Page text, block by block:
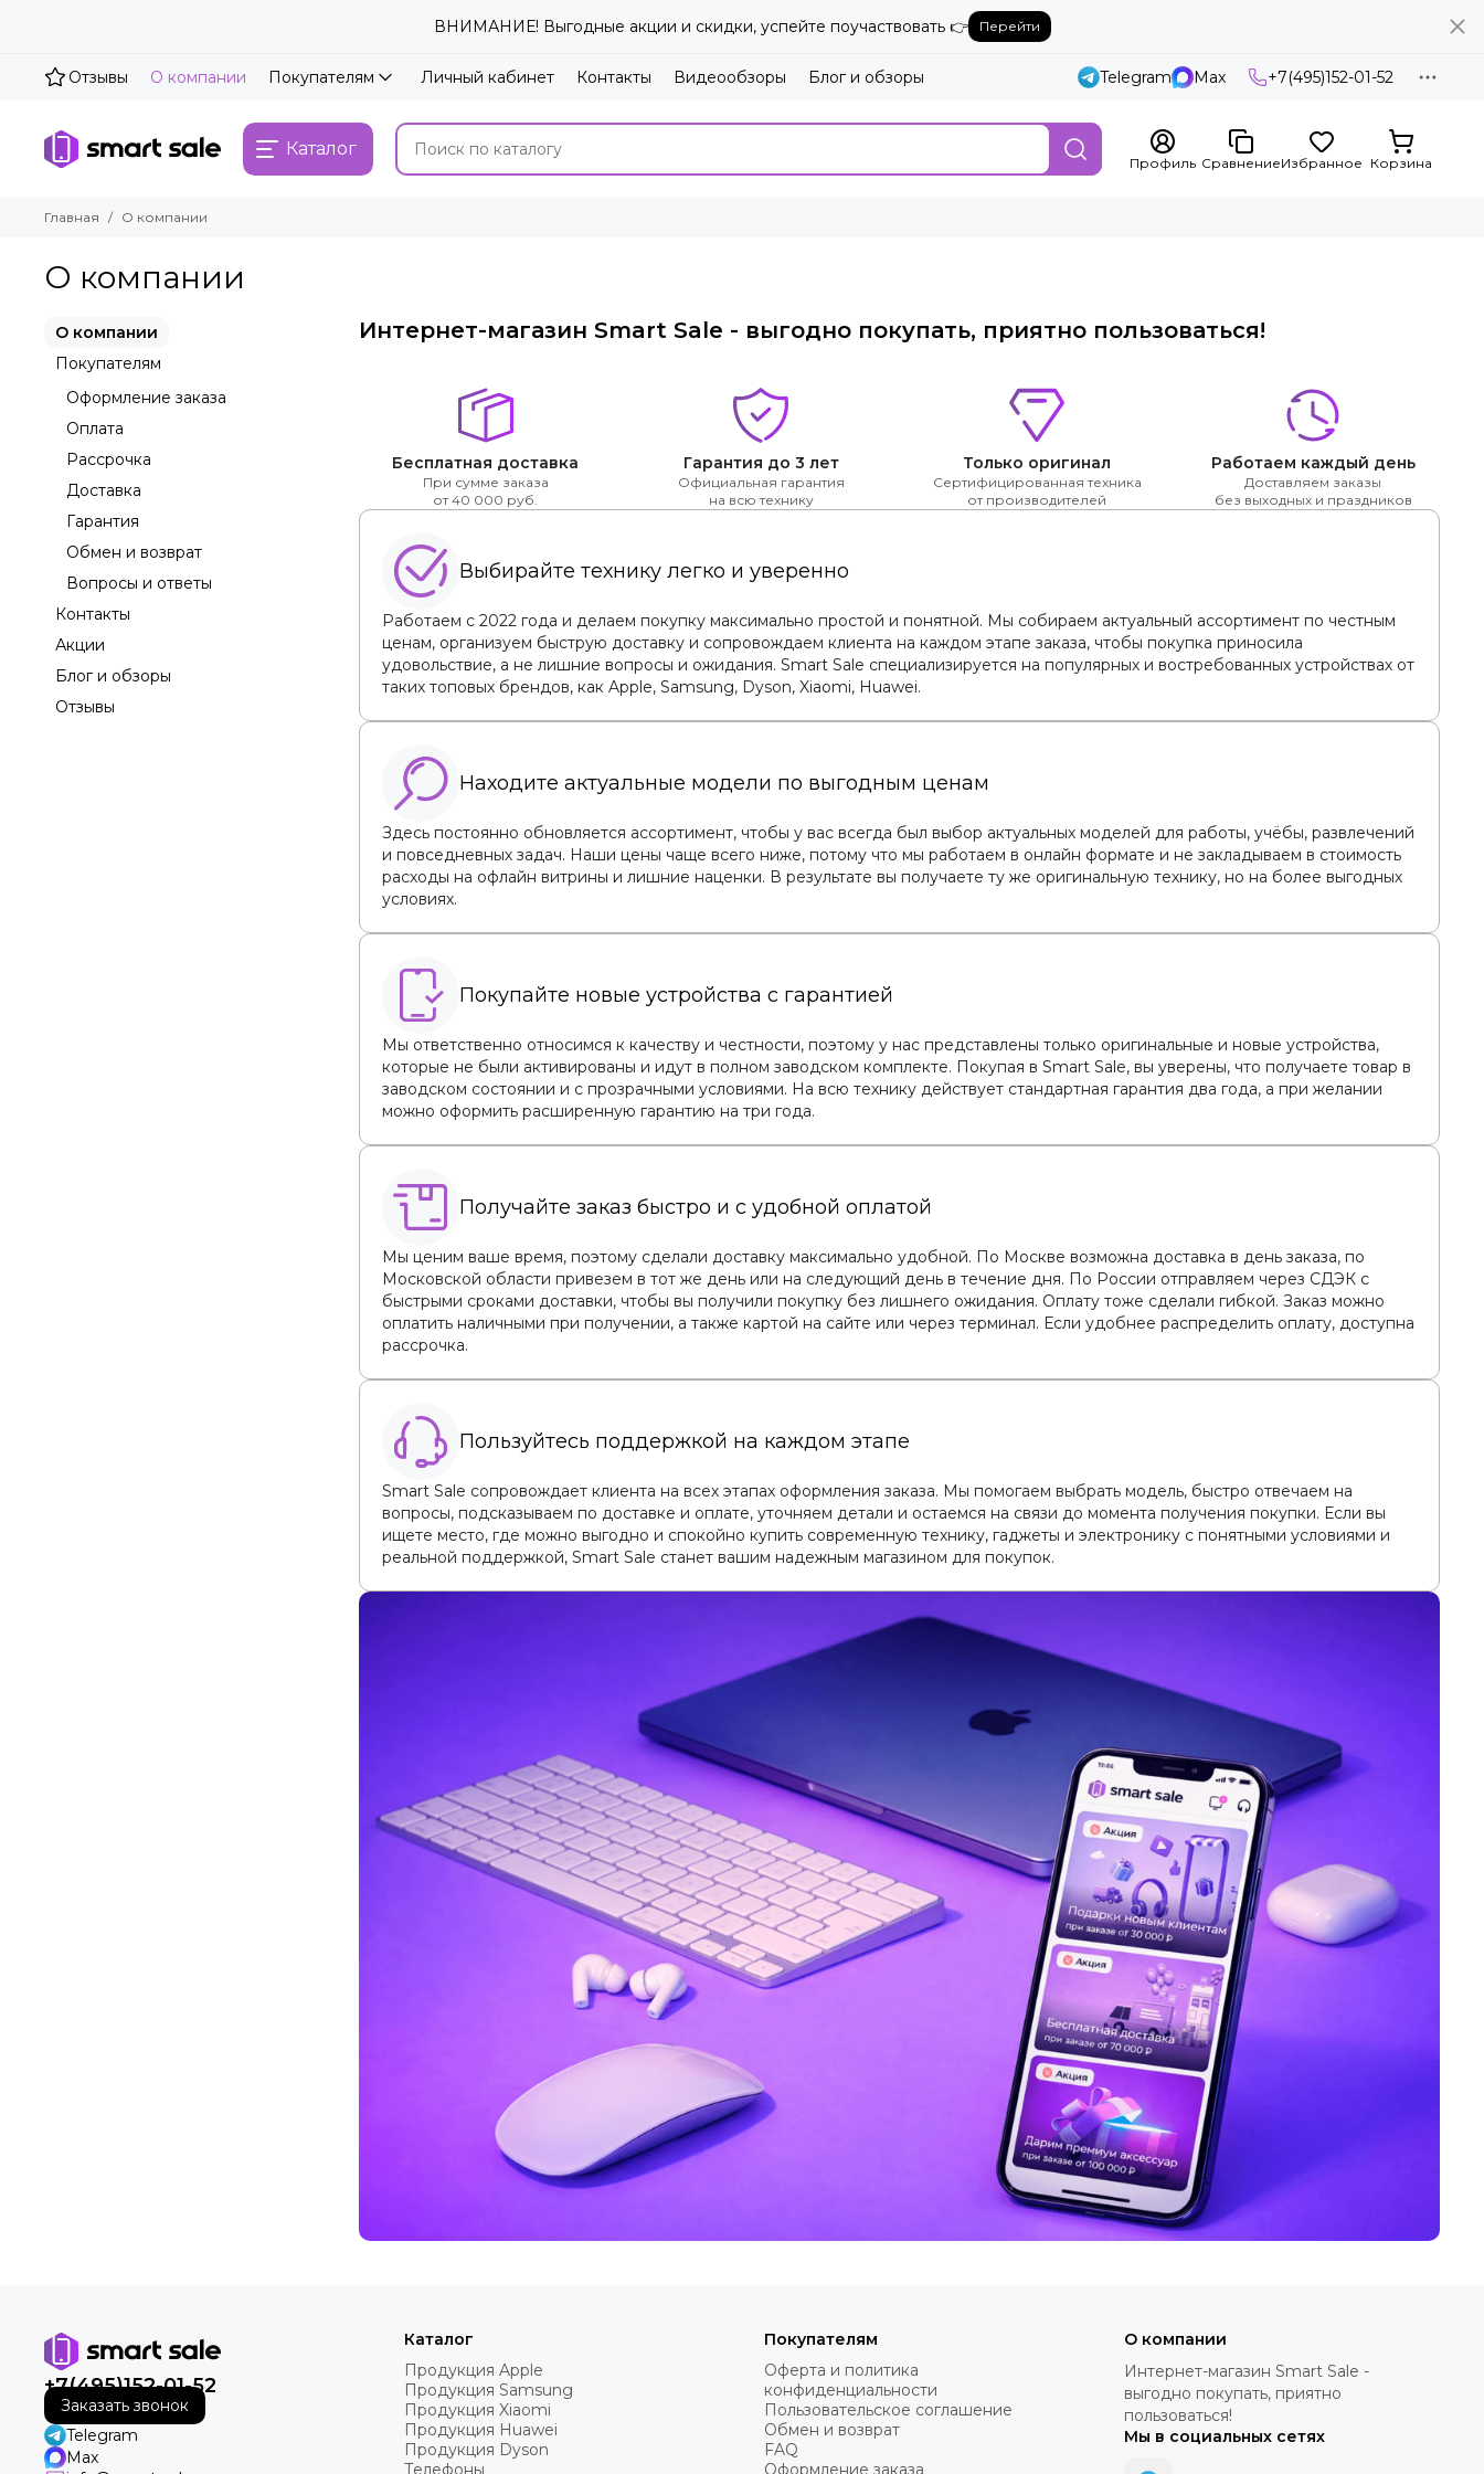
ВНИМАНИЕ! Выгодные акции и скидки, успейте поучаствовать 👉 Перейти
Отзывы О компании Покупателям Личный кабинет Контакты Видеообзоры Блог и обзоры Telegram Max +7(495)152-01-52
Каталог
Профиль СравнениеИзбранное Корзина
Главная О компании
О компании
Интернет-магазин Smart Sale - выгодно покупать, приятно пользоваться!
Бесплатная доставка
При сумме заказа
от 40 000 руб.
Гарантия до 3 лет
Официальная гарантия
на всю технику
Только оригинал
Сертифицированная техника
от производителей
Работаем каждый день
Доставляем заказы
без выходных и праздников
Выбирайте технику легко и уверенно
Работаем с 2022 года и делаем покупку максимально простой и понятной. Мы собираем актуальный ассортимент по честным
ценам, организуем быструю доставку и сопровождаем клиента на каждом этапе заказа, чтобы покупка приносила
удовольствие, а не лишние вопросы и ожидания. Smart Sale специализируется на популярных и востребованных устройствах от
таких топовых брендов, как Apple, Samsung, Dyson, Xiaomi, Huawei.
Находите актуальные модели по выгодным ценам
Здесь постоянно обновляется ассортимент, чтобы у вас всегда был выбор актуальных моделей для работы, учёбы, развлечений
и повседневных задач. Наши цены чаще всего ниже, потому что мы работаем в онлайн формате и не закладываем в стоимость
расходы на офлайн витрины и лишние наценки. В результате вы получаете ту же оригинальную технику, но на более выгодных
условиях.
Покупайте новые устройства с гарантией
Мы ответственно относимся к качеству и честности, поэтому у нас представлены только оригинальные и новые устройства,
которые не были активированы и идут в полном заводском комплекте. Покупая в Smart Sale, вы уверены, что получаете товар в
заводском состоянии и с прозрачными условиями. На всю технику действует стандартная гарантия два года, а при желании
можно оформить расширенную гарантию на три года.
Получайте заказ быстро и с удобной оплатой
Мы ценим ваше время, поэтому сделали доставку максимально удобной. По Москве возможна доставка в день заказа, по
Московской области привезем в тот же день или на следующий день в течение дня. По России отправляем через СДЭК с
быстрыми сроками доставки, чтобы вы получили покупку без лишнего ожидания. Оплату тоже сделали гибкой. Заказ можно
оплатить наличными при получении, а также картой на сайте или через терминал. Если удобнее распределить оплату, доступна
рассрочка.
Пользуйтесь поддержкой на каждом этапе
Smart Sale сопровождает клиента на всех этапах оформления заказа. Мы помогаем выбрать модель, быстро отвечаем на
вопросы, подсказываем по доставке и оплате, уточняем детали и остаемся на связи до момента получения покупки. Если вы
ищете место, где можно выгодно и спокойно купить современную технику, гаджеты и электронику с понятными условиями и
реальной поддержкой, Smart Sale станет вашим надежным магазином для покупок.
О компании
Покупателям
Оформление заказа
Оплата
Рассрочка
Доставка
Гарантия
Обмен и возврат
Вопросы и ответы
Контакты
Акции
Блог и обзоры
Отзывы
+7(495)152-01-52
Заказать звонок
Telegram
Max
Каталог
Продукция Apple
Продукция Samsung
Продукция Xiaomi
Продукция Huawei
Продукция Dyson
Телефоны
Покупателям
Оферта и политика
конфиденциальности
Пользовательское соглашение
Обмен и возврат
FAQ
Оформление заказа
О компании
Интернет-магазин Smart Sale -
выгодно покупать, приятно
пользоваться!
Мы в социальных сетях